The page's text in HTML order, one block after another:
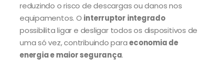
reduzindo o risco de descargas ou danos nos
equipamentos. O interruptor integrado
possibilita ligar e desligar todos os dispositivos de
uma só vez, contribuindo paraeconomia de
energia e maior segurança.